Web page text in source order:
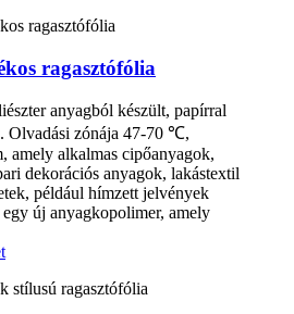
ragasztófólia
anyagból készült, papírral
Olvadási zónája 47-70 ℃,
amely alkalmas cipőanyagok,
dekorációs anyagok, lakástextil
például hímzett jelvények
egy új anyagkopolimer, amely